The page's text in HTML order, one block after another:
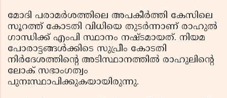
മോദി പരാമര്‍ശത്തിലെ അപകീര്‍ത്തി കേസിലെ
സൂറത്ത് കോടതി വിധിയെ തുടര്‍ന്നാണ് രാഹുല്‍
ഗാന്ധിക്ക് എംപി സ്ഥാനം നഷ്ടമായത്. നിയമ
പോരാട്ടങ്ങള്‍ക്കിടെ സുപ്രീം കോടതി
നിര്‍ദേശത്തിന്റെ അടിസ്ഥാനത്തില്‍ രാഹുലിന്റെ
ലോക് സഭാംഗത്വം
പുനഃസ്ഥാപിക്കുകയായിരുന്നു.